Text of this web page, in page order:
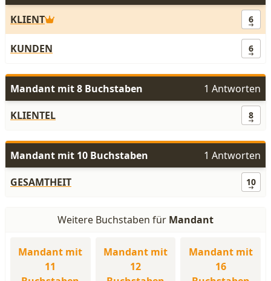
KLIENT
6
KUNDEN 6
Mandant mit 8 Buchstaben
1 Antworten
KLIENTEL
8
Mandant mit 10 Buchstaben
1 Antworten
GESAMTHEIT
10
Weitere Buchstaben für Mandant
Mandant mit
11
Mandant mit
12
Mandant mit
16